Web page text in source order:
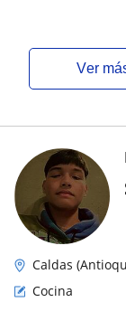
ver
Caldas
Cocina